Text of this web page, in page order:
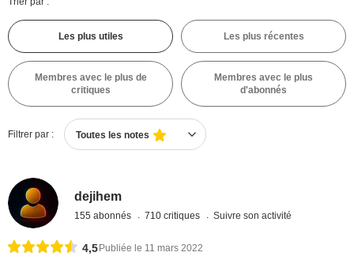
Les plus utiles Les plus récentes
Membres avec le plus de
critiques
Membres avec le plus
d'abonnés
Filtrer par : Toutes les notes
dejihem
155 abonnés 710 critiques Suivre son activité
4,5 Publiée le 11 mars 2022